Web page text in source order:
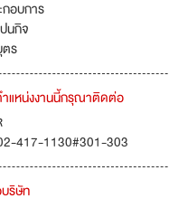
อบการ
นกิจ
ร
ำแหน่งงานนี้กรุณาติดต่อ
417-1130#301-303
ริษัท